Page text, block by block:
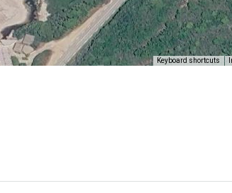
Keyboard shortcuts